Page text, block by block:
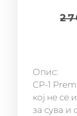
Опис:
CP-1
кој не се
за сува и